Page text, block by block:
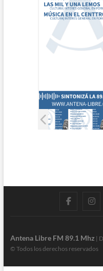
Antena Libre FM 89.1 Mhz |
© Todos los derechos reservados